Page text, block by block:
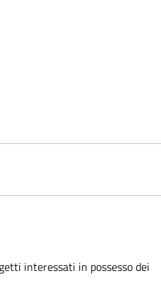
interessati in possesso dei